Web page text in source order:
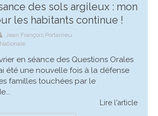
des sols argileux : mon
les habitants continue !
Jean François Portarrieu
en séance des Questions Orales
été une nouvelle fois à la défense
familles touchées par le
Lire l'article